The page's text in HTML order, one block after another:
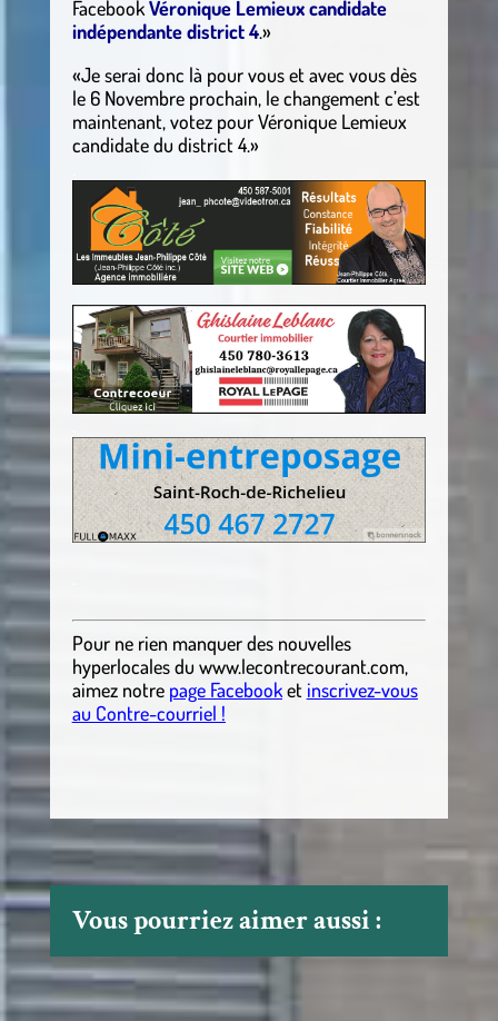
FacebookVéronique Lemieux candidate
indépendante district 4.»
«Je serai donc là pour vous et avec vous dès
le 6 Novembre prochain, le changement c’est
maintenant, votez pour Véronique Lemieux
candidate du district 4.»
Pour ne rien manquer des nouvelles
hyperlocalesdu www.lecontrecourant.com,
aimez notre page Facebooket inscrivez-vous
au Contre-courriel !
Vous pourriez aimer aussi :